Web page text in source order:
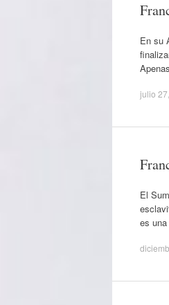
En su
julio
El
es